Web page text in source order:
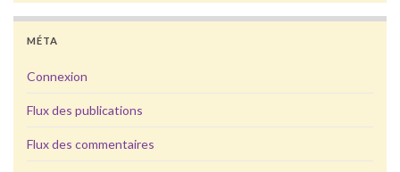
MÉTA
Connexion
Flux des publications
Flux des commentaires